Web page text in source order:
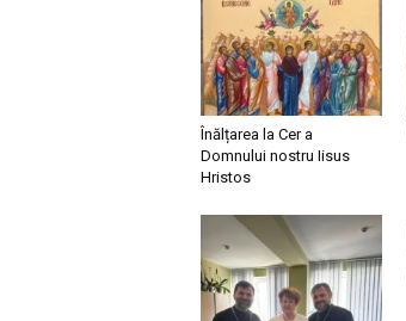
Înălțarea la Cer a
Domnului nostru Iisus
Hristos